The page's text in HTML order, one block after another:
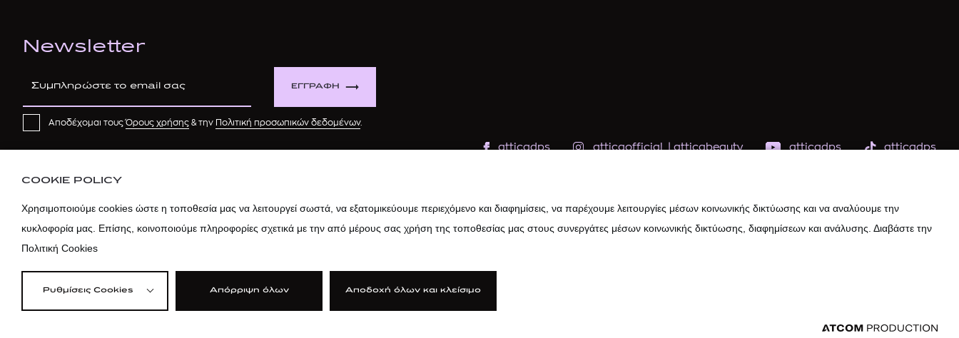
Newsletter
ΕΓΓΡΑΦΗ
Αποδέχομαι τουςΌρους χρήσης & την Πολιτική προσωπικών δεδομένων.
atticadps atticaofficial | atticabeauty atticadps atticadps
COOKIE POLICY
Χρησιμοποιούμε cookies ώστε η τοποθεσία μας να λειτουργεί σωστά, να εξατομικεύουμε περιεχόμενο και διαφημίσεις, να παρέχουμε λειτουργίες μέσων κοινωνικής δικτύωσης και να αναλύουμε την
κυκλοφορία μας. Επίσης, κοινοποιούμε πληροφορίες σχετικά με την από μέρους σας χρήση της τοποθεσίας μας στους συνεργάτες μέσων κοινωνικής δικτύωσης, διαφημίσεων και ανάλυσης. Διαβάστε την
Πολιτική Cookies
Ρυθμίσεις Cookies Απόρριψη όλων Αποδοχή όλων και κλείσιμο